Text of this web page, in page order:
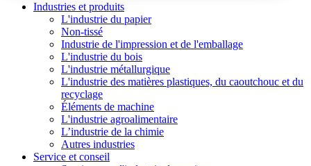
Industries et produits
L'industrie du papier
Non-tissé
Industrie de l'impression et de l'emballage
L'industrie du bois
L'industrie métallurgique
L'industrie des matières plastiques, du caoutchouc et du
recyclage
Éléments de machine
L'industrie agroalimentaire
L’industrie de la chimie
Autres industries
Service et conseil